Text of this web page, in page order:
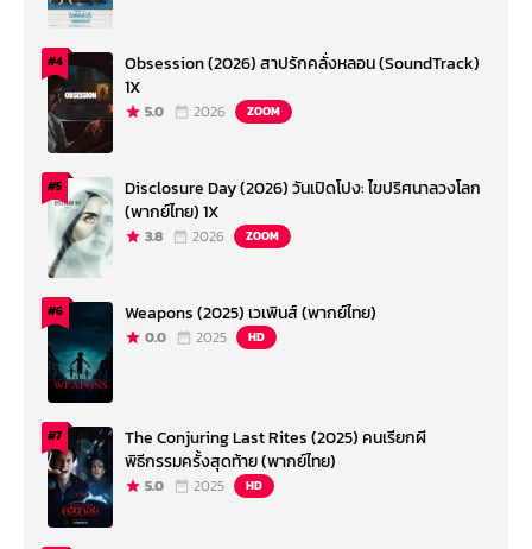
#4
Obsession (2026) สาปรักคลั่งหลอน (SoundTrack)
1X
5.0 2026 ZOOM
#5
Disclosure Day (2026) วันเปิดโปง: ไขปริศนาลวงโลก
(พากย์ไทย) 1X
3.8 2026 ZOOM
#6 Weapons (2025) เวเพินส์ (พากย์ไทย)
0.0 2025 HD
#7
The Conjuring Last Rites (2025) คนเรียกผี
พิธีกรรมครั้งสุดท้าย (พากย์ไทย)
5.0 2025 HD